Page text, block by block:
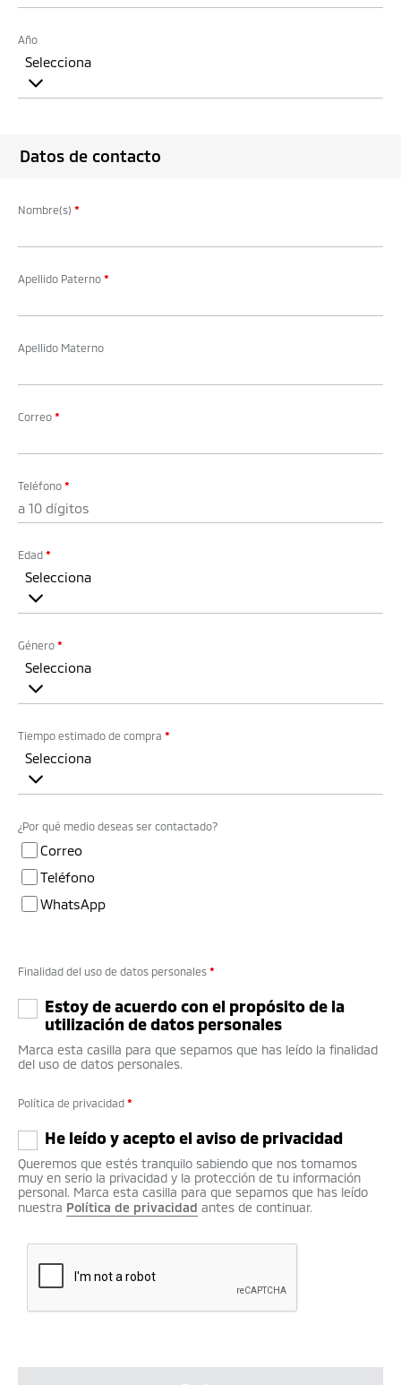
Año
Selecciona
Datos de contacto
Nombre(s) *
Apellido Paterno *
Apellido Materno
Correo *
Teléfono *
Edad *
Selecciona
Género *
Selecciona
Tiempo estimado de compra *
Selecciona
¿Por qué medio deseas ser contactado?
Correo
Teléfono
WhatsApp
Finalidad del uso de datos personales *
Estoy de acuerdo con el propósito de la
utilización de datos personales
Marca esta casilla para que sepamos que has leído la finalidad
del uso de datos personales.
Política de privacidad *
He leído y acepto el aviso de privacidad
Queremos que estés tranquilo sabiendo que nos tomamos
muy en serio la privacidad y la protección de tu información
personal. Marca esta casilla para que sepamos que has leído
nuestra Política de privacidad antes de continuar.